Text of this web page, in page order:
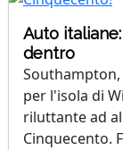
Auto
dentro
per l'isola di
riluttante ad
Cinquecento.